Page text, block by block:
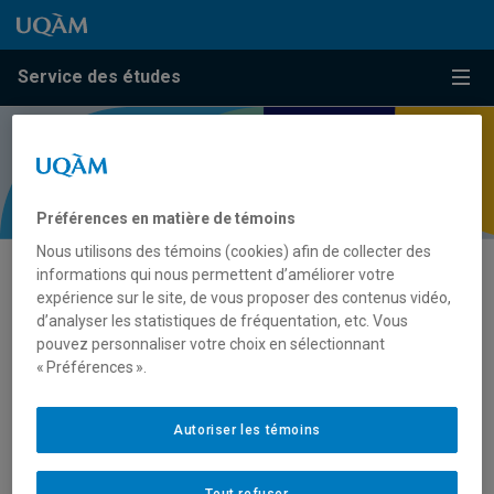
Passer au contenu
Accéder au menu principal
Accéder à la recherche
Passer au contenu
Accéder au menu principal
Service des études
Cadre réglementaire
Procédure et formulaire
Habilitation à la direction et à la
codirection aux études de
cycles supérieurs
Préférences en matière de témoins
Nous utilisons des témoins (cookies) afin de collecter des
informations qui nous permettent d’améliorer votre
expérience sur le site, de vous proposer des contenus vidéo,
d’analyser les statistiques de fréquentation, etc. Vous
pouvez personnaliser votre choix en sélectionnant
« Préférences ».
Autoriser les témoins